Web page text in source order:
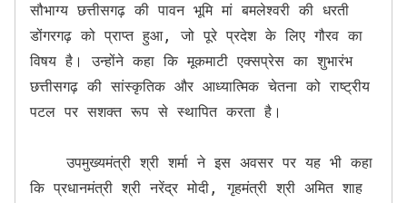
सौभाग्य छत्तीसगढ़ की पावन भूमि मां बमलेश्वरी की धरती
डोंगरगढ़ को प्राप्त हुआ, जो पूरे प्रदेश के लिए गौरव का
विषय है। उन्होंने कहा कि मूकमाटी एक्सप्रेस का शुभारंभ
छत्तीसगढ़ की सांस्कृतिक और आध्यात्मिक चेतना को राष्ट्रीय
पटल पर सशक्त रूप से स्थापित करता है।
    उपमुख्यमंत्री श्री शर्मा ने इस अवसर पर यह भी कहा
कि प्रधानमंत्री श्री नरेंद्र मोदी, गृहमंत्री श्री अमित शाह